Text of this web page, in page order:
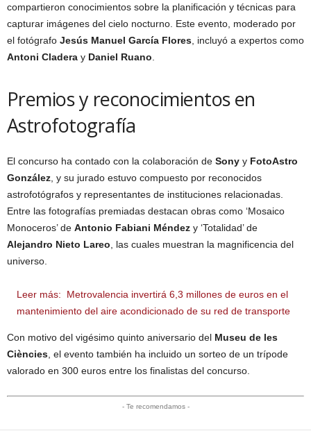
compartieron conocimientos sobre la planificación y técnicas para
capturar imágenes del cielo nocturno. Este evento, moderado por
el fotógrafo Jesús Manuel García Flores, incluyó a expertos como
Antoni Cladera y Daniel Ruano.
Premios y reconocimientos en
Astrofotografía
El concurso ha contado con la colaboración de Sony y FotoAstro
González, y su jurado estuvo compuesto por reconocidos
astrofotógrafos y representantes de instituciones relacionadas.
Entre las fotografías premiadas destacan obras como ‘Mosaico
Monoceros’ de Antonio Fabiani Méndez y ‘Totalidad’ de
Alejandro Nieto Lareo, las cuales muestran la magnificencia del
universo.
Leer más:
Metrovalencia invertirá 6,3 millones de euros en el
mantenimiento del aire acondicionado de su red de transporte
Con motivo del vigésimo quinto aniversario del Museu de les
Ciències, el evento también ha incluido un sorteo de un trípode
valorado en 300 euros entre los finalistas del concurso.
- Te recomendamos -